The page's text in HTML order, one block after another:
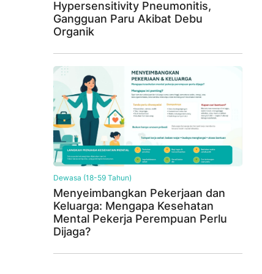
Hypersensitivity Pneumonitis,
Gangguan Paru Akibat Debu
Organik
Dewasa (18-59 Tahun)
Menyeimbangkan Pekerjaan dan
Keluarga: Mengapa Kesehatan
Mental Pekerja Perempuan Perlu
Dijaga?